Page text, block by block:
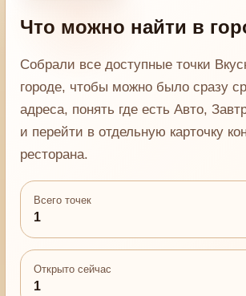
Что можно найти в
Собрали все доступные точки
городе, чтобы можно было сразу
адреса, понять где есть Авто,
и перейти в отдельную карточку
ресторана.
Всего точек
1
Открыто сейчас
1